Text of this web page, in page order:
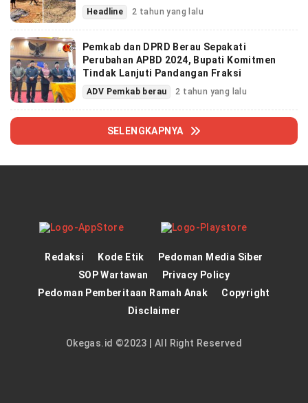
Headline 2 tahun yang lalu
Pemkab dan DPRD Berau Sepakati
Perubahan APBD 2024, Bupati Komitmen
Tindak Lanjuti Pandangan Fraksi
ADV Pemkab berau 2 tahun yang lalu
SELENGKAPNYA
Redaksi Kode Etik
Pedoman Media Siber
SOP Wartawan
Privacy Policy
Pedoman Pemberitaan Ramah Anak
Copyright
Disclaimer
Okegas.id ©2023 | All Right Reserved